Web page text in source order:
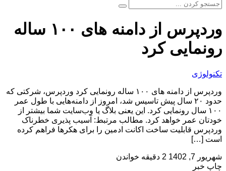
وردپرس از دامنه های ۱۰۰ ساله
رونمایی کرد
تکنولوژی
وردپرس از دامنه های ۱۰۰ ساله رونمایی کرد وردپرس، شرکتی که
حدود ۲۰ سال پیش تاسیس شد، امروز از دامنه‌هایی با طول عمر
۱۰۰ سال رونمایی کرد. این یعنی بلاگ یا وب‌سایت شما بیشتر از
خودتان عمر خواهد کرد. مطالب مرتبط: آسیب پذیری خطرناک
وردپرس قابلیت ساخت اکانت ادمین را برای هکرها فراهم کرده
است […]
شهریور 7, 1402
2 دقیقه خواندن
چاپ خبر